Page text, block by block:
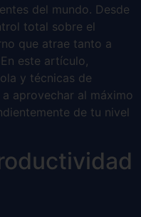
del mundo. Desde
total sobre el
que atrae tanto a
este artículo,
y técnicas de
aprovechar al máximo
de tu nivel